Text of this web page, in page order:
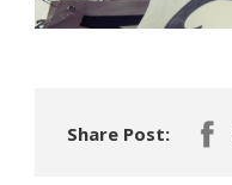
Share Post: